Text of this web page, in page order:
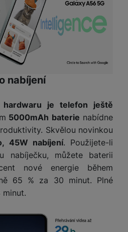
nabíjení
hardwaru je telefon ještě
5000mAh baterie nabídne
Skvělou novinkou
45W nabíjení. Použijete-li
nabíječku, můžete baterii
nové energie během
65 % za 30 minut. Plné